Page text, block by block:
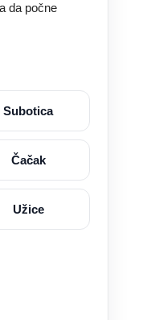
da počne
Subotica
Čačak
Užice